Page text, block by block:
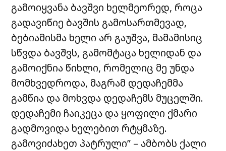
გამოიყვანა ბავშვი ხელმეორედ, როცა
გადავიწიე ბავშის გამოსართმევად,
ბებიამისმა ხელი არ გაუშვა, მამამისიც
სწვდა ბავშვს, გამომტაცა ხელიდან და
გამოიქნია წიხლი, რომელიც მე უნდა
მომხვედროდა, მაგრამ დედაჩემმა
გამწია და მოხვდა დედაჩემს მუცელში.
დედაჩემი ჩაიკეცა და ყოფილი ქმარი
გადმოვიდა ხელებით რტყმაზე.
გამოვიძახეთ პატრული” – ამბობს ქალი